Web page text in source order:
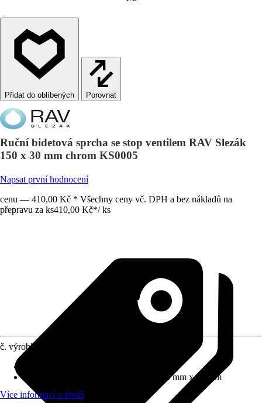
Porovnat
Ruční bidetová sprcha se stop ventilem RAV Slezák
150 x 30 mm chrom KS0005
Napsat první hodnocení
cenu — 410,00 Kč * Všechny ceny vč. DPH a bez nákladů na
přepravu za ks410,00 Kč*/ ks
č. výrobku
150 mm x 30 mm
Více informací o zboží